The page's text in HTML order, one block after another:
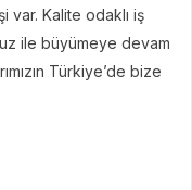
Kalite odaklı iş
ile büyümeye devam
Türkiye’de bize